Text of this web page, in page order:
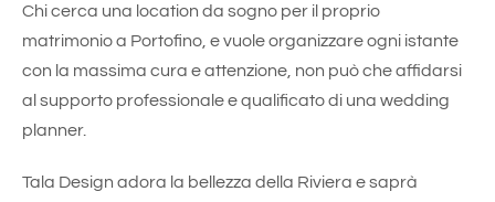
Chi cerca una location da sogno per il proprio
matrimonio a Portofino, e vuole organizzare ogni istante
con la massima cura e attenzione, non può che affidarsi
al supporto professionale e qualificato di una wedding
planner.
Tala Design adora la bellezza della Riviera e saprà